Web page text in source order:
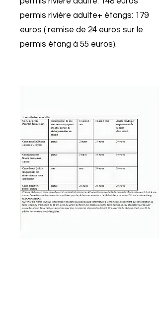
permis rivière adulte+ étangs: 179
euros ( remise de 24 euros sur le
permis étang à 55 euros).